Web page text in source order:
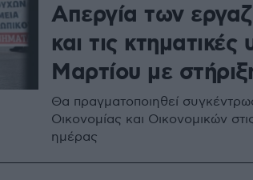
Aπεργία των
και τις κτηματικές
Μαρτίου με
Θα πραγματοποιηθεί
Οικονομίας και Οικονομικών
ημέρας